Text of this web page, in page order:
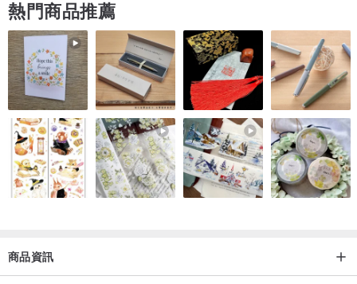
【商品資訊】：
金魚尺寸約：1cmX3.5cm
商品材質：樹酯材料、鍊子：銅鍍金鍊條
項鍊長度：38cm
延長鏈尺寸：6cm
※保養事項：
1.請誤大力擠壓與刮他。
4.配戴完後，請將飾品連同付贈的乾燥劑一起放入飾品收納盒內，可
延緩受潮與氧化，讓飾品保存能更長久。
熱門商品推薦
商品資訊